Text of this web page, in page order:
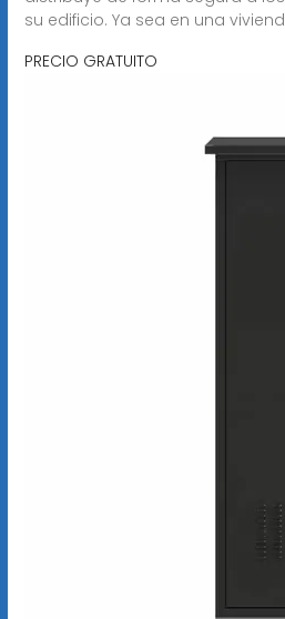
su edificio. Ya sea en una
PRECIO GRATUITO